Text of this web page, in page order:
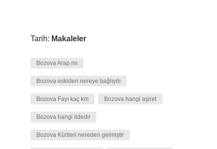
Tarih: Makaleler
Bozova Arap mı
Bozova eskiden nereye bağlıydı
Bozova Fayı kaç km Bozova hangi aşiret
Bozova hangi ildedir
Bozova Kürtleri nereden gelmiştir